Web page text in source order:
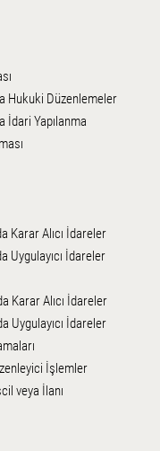
Hukuki Düzenlemeler
İdari Yapılanma
Karar Alıcı İdareler
Uygulayıcı İdareler
Karar Alıcı İdareler
Uygulayıcı İdareler
İşlemler
veya İlanı